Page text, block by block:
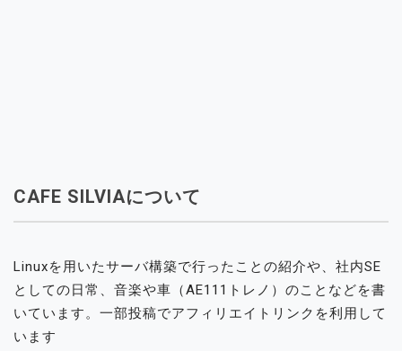
CAFE SILVIAについて
Linuxを用いたサーバ構築で行ったことの紹介や、社内SE
としての日常、音楽や車（AE111トレノ）のことなどを書
いています。一部投稿でアフィリエイトリンクを利用して
います